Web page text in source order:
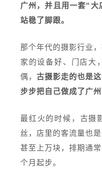
广州，并且用一套“大
站稳了脚跟。
那个年代的摄影行业
家的设备好、门店大
偶， 古摄影走的也是
步步把自己做成了广
最红火的时候，古摄
丝，店里的客流量也
甚至上万块，排期通
个月起步。